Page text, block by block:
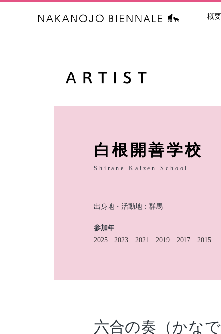
中之条ビエ
概要
白根開善学校
Shirane Kaizen School
出身地・活動地：群馬
参加年
2025
2023 2021 2019 2017 2015
六合の奏（かな